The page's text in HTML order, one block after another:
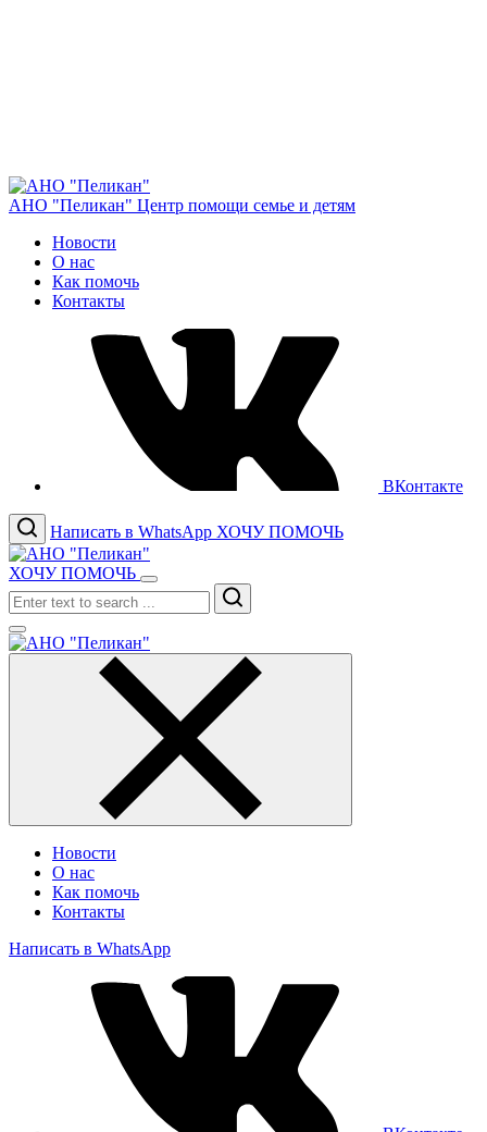
АНО "Пеликан" Центр помощи семье и детям
Новости
О нас
Как помочь
Контакты
ВКонтакте
Написать в WhatsApp ХОЧУ ПОМОЧЬ
ХОЧУ ПОМОЧЬ
Search
Новости
О нас
Как помочь
Контакты
Написать в WhatsApp